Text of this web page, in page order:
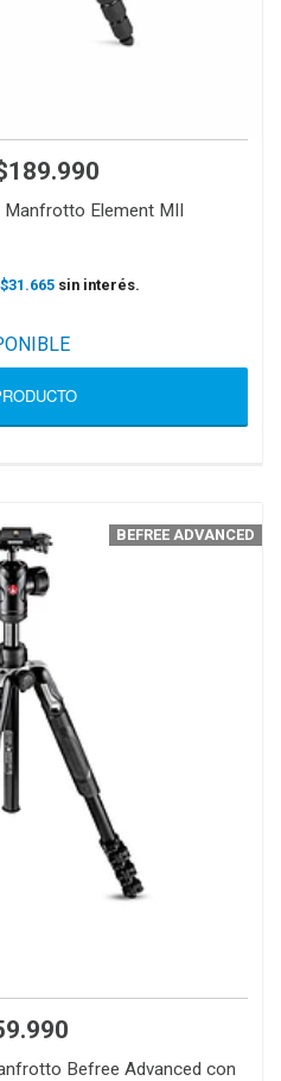
Manfrotto Element MII
$31.665 sin interés.
Befree Advanced con
BEFREE ADVANCED